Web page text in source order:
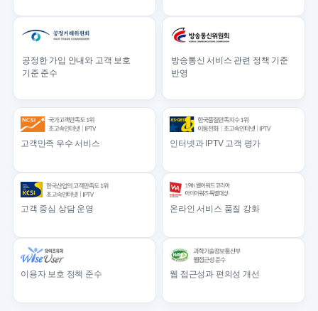
공정한 가입 안내와 고객 보호
기준 준수
방송통신 서비스 관련 정책 기준
반영
고객만족 우수 서비스 인터넷과 IPTV 고객 평가
고객 중심 상담 운영 온라인 서비스 품질 강화
이용자 보호 정책 준수 웹 접근성과 편의성 개선